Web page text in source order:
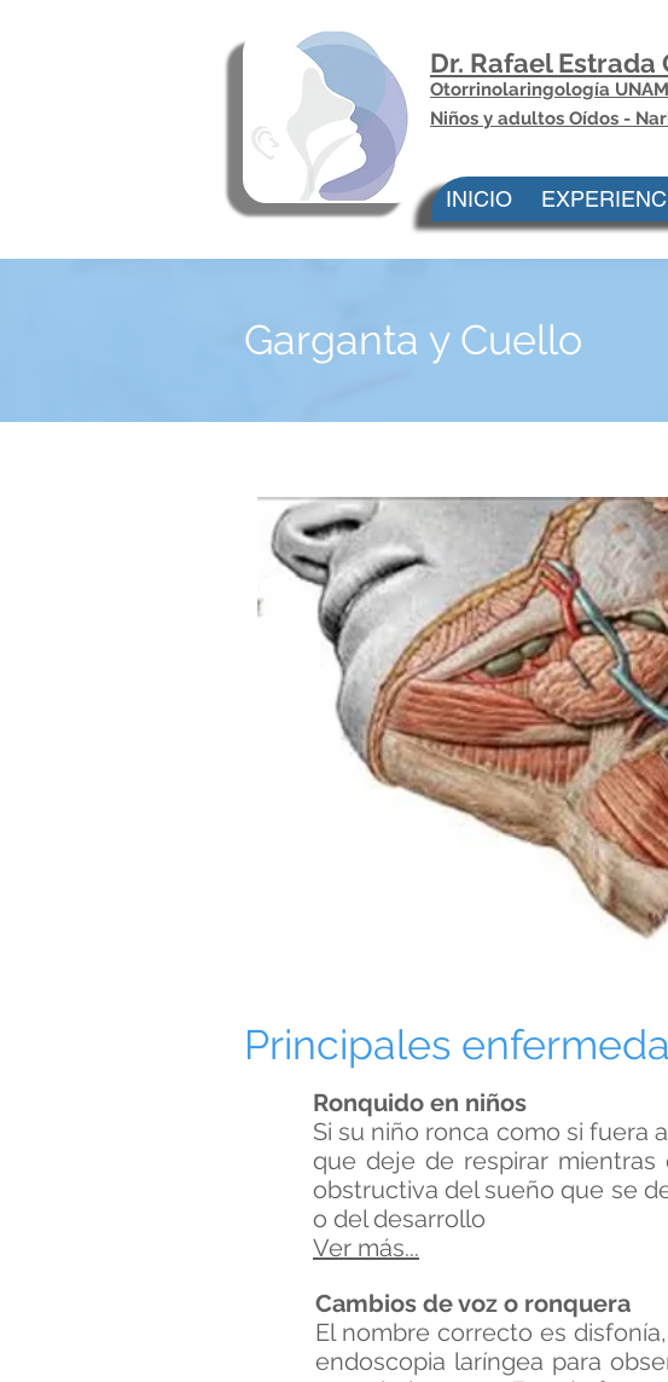
Niños y adultos Oídos -
Dr. Rafael Estrada
Otorrinolaringología
INICIO
Garganta y Cuello
Principales
Ronquido en niños
Si su niño ronca como si fuera
que deje de respirar
obstructiva del sueño que se
o del desarrollo
Ver más...
Cambios de voz o ronquera
El nombre correcto es
endoscopia laríngea para